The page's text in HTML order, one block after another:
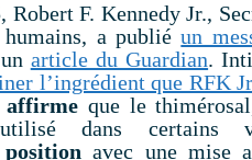
F. Kennedy Jr.,
humains, a publiéun
article du Guardian.
l’ingrédient que RFK
affirme que le
utilisé dans certains
avec une mise